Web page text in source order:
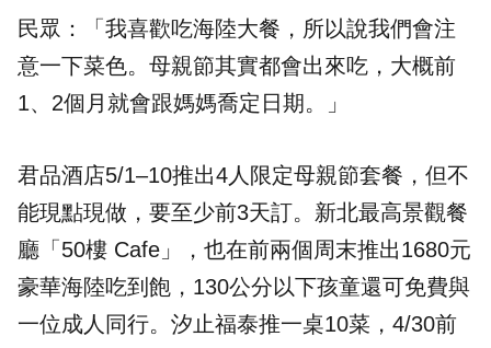
民眾：「我喜歡吃海陸大餐，所以說我們會注
意一下菜色。母親節其實都會出來吃，大概前
1、2個月就會跟媽媽喬定日期。」
君品酒店5/1–10推出4人限定母親節套餐，但不
能現點現做，要至少前3天訂。新北最高景觀餐
廳「50樓 Cafe」，也在前兩個周末推出1680元
豪華海陸吃到飽，130公分以下孩童還可免費與
一位成人同行。汐止福泰推一桌10菜，4/30前